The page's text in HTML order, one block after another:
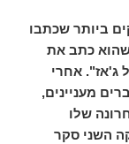
ביותר שכתבו
שהוא כתב את
ג'אז". אחרי
מעניינים,
שלו
השני סקר